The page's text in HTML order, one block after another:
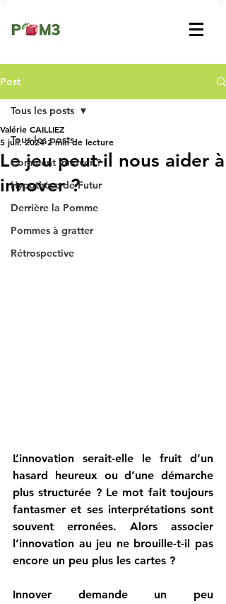
Post
Tous les posts
Comment innover ?
Hypothèse de Futur
Derrière la Pomme
Pommes à gratter
Rétrospective
Tous les posts
Le jeu peut-il nous aider à
innover ?
Valérie CAILLIEZ
5 juil. 2024 2 min de lecture
L’innovation serait-elle le fruit d’un
hasard heureux ou d’une démarche
plus structurée ? Le mot fait toujours
fantasmer et ses interprétations sont
souvent erronées. Alors associer
l’innovation au jeu ne brouille-t-il pas
encore un peu plus les cartes ?
Innover demande un peu